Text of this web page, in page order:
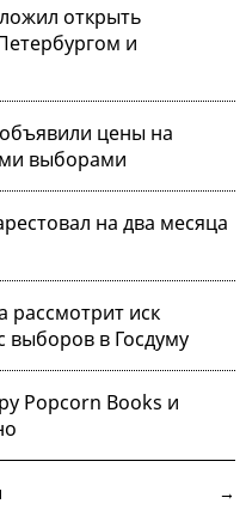
открыть
и
цены на
выборами
на два месяца
рассмотрит иск
в Госдуму
Popcorn Books и
новости →